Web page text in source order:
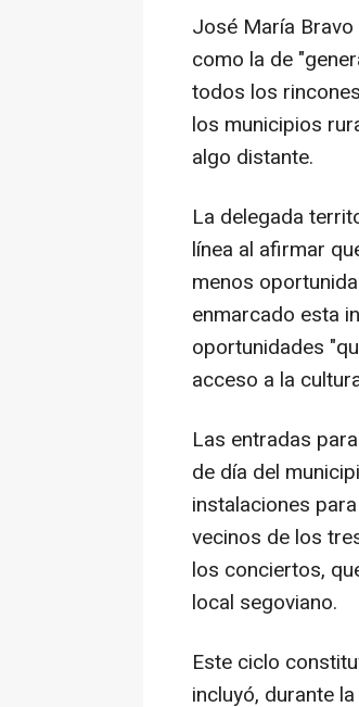
José María
como la de
todos los
los municipios
algo distante.
La delegada
línea al afirmar
menos
enmarcado esta
oportunidades
acceso a la
Las entradas
de día del
instalaciones
vecinos de los
los conciertos,
local segoviano.
Este ciclo
incluyó, durante